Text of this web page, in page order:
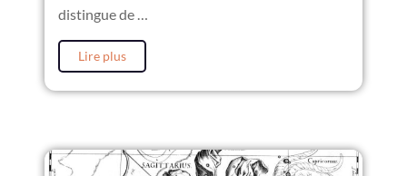
distingue de …
Lire plus